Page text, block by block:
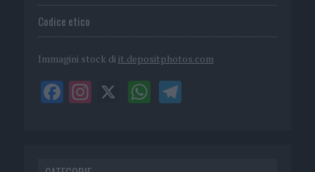
Codice etico
Immagini stock di it.depositphotos.com